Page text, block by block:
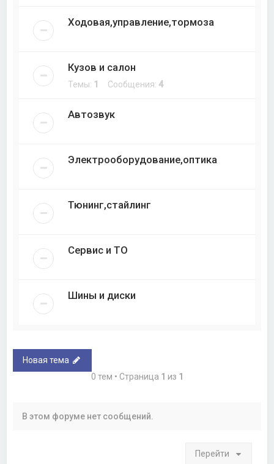
Ходовая,управление,тормоза
Кузов и салон
Темы: 1 Сообщения:4
Автозвук
Электрооборудование,оптика
Тюнинг,стайлинг
Сервис и ТО
Шины и диски
Новая тема
0 тем • Страница 1 из 1
В этом форуме нет сообщений.
Перейти